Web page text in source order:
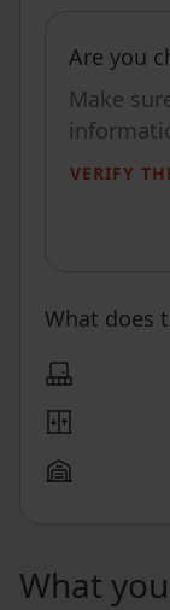
Are you
Make
VERIFY
What does
What